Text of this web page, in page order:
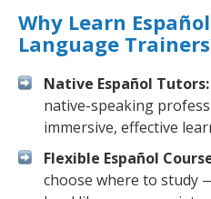
Why Learn
Language
Native Español Tutors:
native-speaking
immersive, effective
Flexible Español
choose where to study